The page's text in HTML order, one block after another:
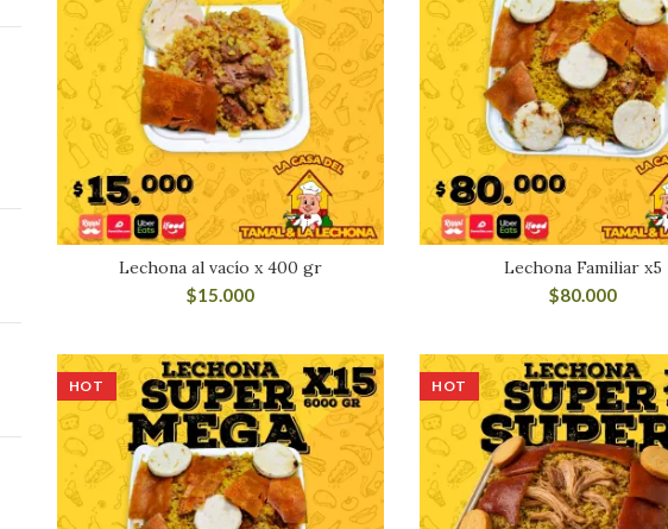
Lechona al vacío x 400 gr
$15.000
Lechona Familiar x5
$80.000
HOT HOT